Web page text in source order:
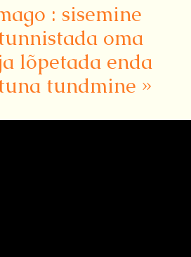
: sisemine
oma
lõpetada enda
tundmine »